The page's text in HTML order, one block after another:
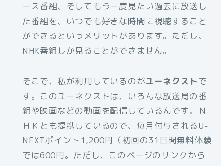
ース番組、そしてもう一度見たい過去に放送し
た番組を、いつでも好きな時間に視聴すること
ができるというメリットがあります。ただし、
NHK番組しか見ることができません。
そこで、私が利用しているのがユーネクストで
す。このユーネクストは、いろんな放送局の番
組や映画などの動画を配信しているんです。Ｎ
ＨＫとも提携しているので、毎月付与されるU-
NEXTポイント1,200円（初回の31日間無料体験
では600円。ただし、このページのリンクから